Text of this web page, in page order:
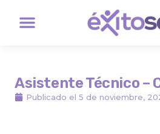
Menu
Asistente Técnico –
Publicado el 5 de noviembre,